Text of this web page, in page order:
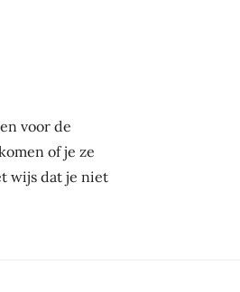
voor de
of je ze
wijs dat je niet